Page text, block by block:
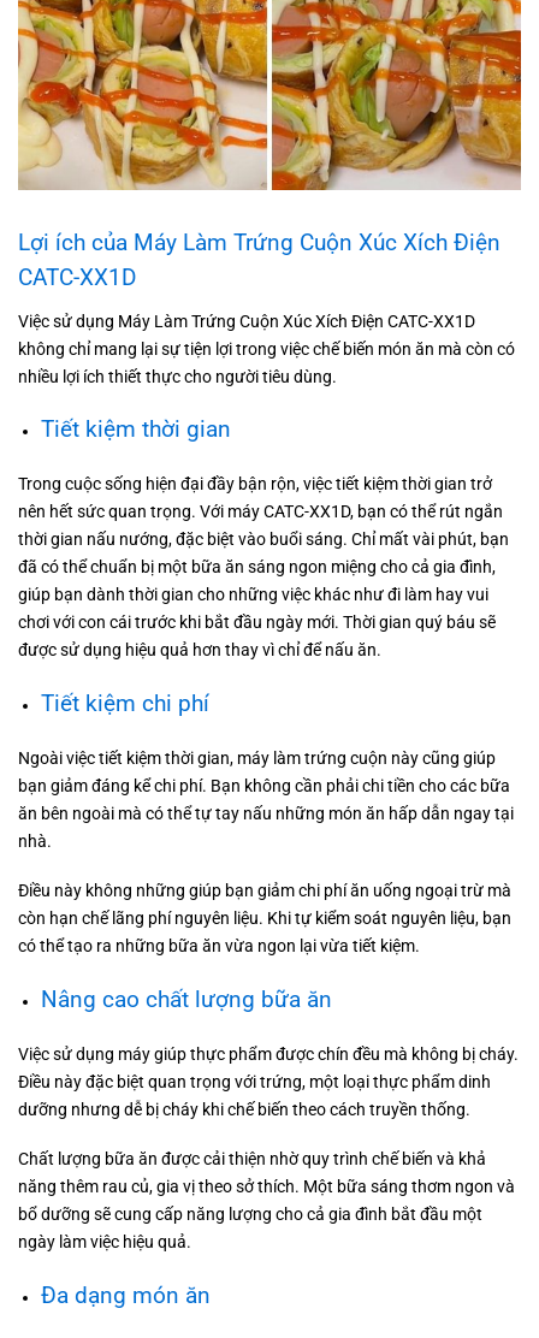
Lợi ích của Máy Làm Trứng Cuộn Xúc Xích Điện
CATC-XX1D
Việc sử dụng Máy Làm Trứng Cuộn Xúc Xích Điện CATC-XX1D
không chỉ mang lại sự tiện lợi trong việc chế biến món ăn mà còn có
nhiều lợi ích thiết thực cho người tiêu dùng.
Tiết kiệm thời gian
Trong cuộc sống hiện đại đầy bận rộn, việc tiết kiệm thời gian trở
nên hết sức quan trọng. Với máy CATC-XX1D, bạn có thể rút ngắn
thời gian nấu nướng, đặc biệt vào buổi sáng. Chỉ mất vài phút, bạn
đã có thể chuẩn bị một bữa ăn sáng ngon miệng cho cả gia đình,
giúp bạn dành thời gian cho những việc khác như đi làm hay vui
chơi với con cái trước khi bắt đầu ngày mới. Thời gian quý báu sẽ
được sử dụng hiệu quả hơn thay vì chỉ để nấu ăn.
Tiết kiệm chi phí
Ngoài việc tiết kiệm thời gian, máy làm trứng cuộn này cũng giúp
bạn giảm đáng kể chi phí. Bạn không cần phải chi tiền cho các bữa
ăn bên ngoài mà có thể tự tay nấu những món ăn hấp dẫn ngay tại
nhà.
Điều này không những giúp bạn giảm chi phí ăn uống ngoại trừ mà
còn hạn chế lãng phí nguyên liệu. Khi tự kiểm soát nguyên liệu, bạn
có thể tạo ra những bữa ăn vừa ngon lại vừa tiết kiệm.
Nâng cao chất lượng bữa ăn
Việc sử dụng máy giúp thực phẩm được chín đều mà không bị cháy.
Điều này đặc biệt quan trọng với trứng, một loại thực phẩm dinh
dưỡng nhưng dễ bị cháy khi chế biến theo cách truyền thống.
Chất lượng bữa ăn được cải thiện nhờ quy trình chế biến và khả
năng thêm rau củ, gia vị theo sở thích. Một bữa sáng thơm ngon và
bổ dưỡng sẽ cung cấp năng lượng cho cả gia đình bắt đầu một
ngày làm việc hiệu quả.
Đa dạng món ăn